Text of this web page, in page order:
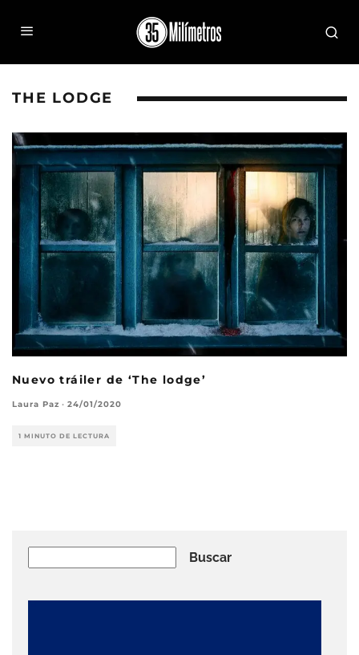
THE LODGE
Nuevo tráiler de ‘The lodge’
Laura Paz · 24/01/2020
1 MINUTO DE LECTURA
Buscar